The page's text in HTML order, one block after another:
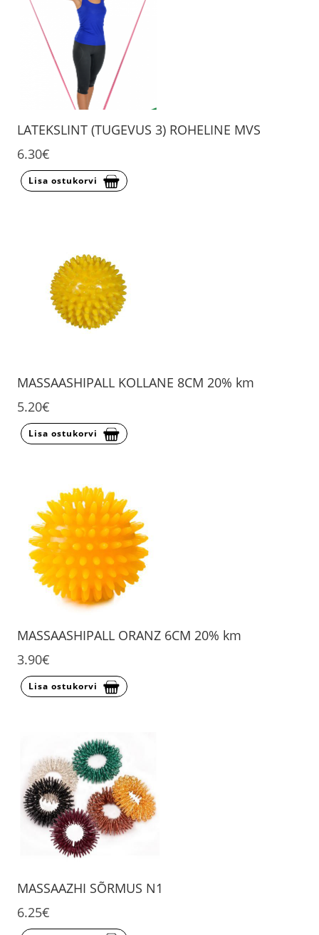
LATEKSLINT (TUGEVUS 3) ROHELINE MVS
6.30€
Lisa ostukorvi
MASSAASHIPALL KOLLANE 8CM 20% km
5.20€
Lisa ostukorvi
MASSAASHIPALL ORANZ 6CM 20% km
3.90€
Lisa ostukorvi
MASSAAZHI SÕRMUS N1
6.25€